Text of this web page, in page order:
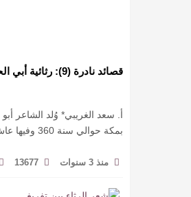
قصائد نادرة (9): رثائية أبي الحسن التهامي لابنه
أ. سعد الغريبي* وُلد الشاعر
بمكة حوالي
منذ 3 سنوات 13677